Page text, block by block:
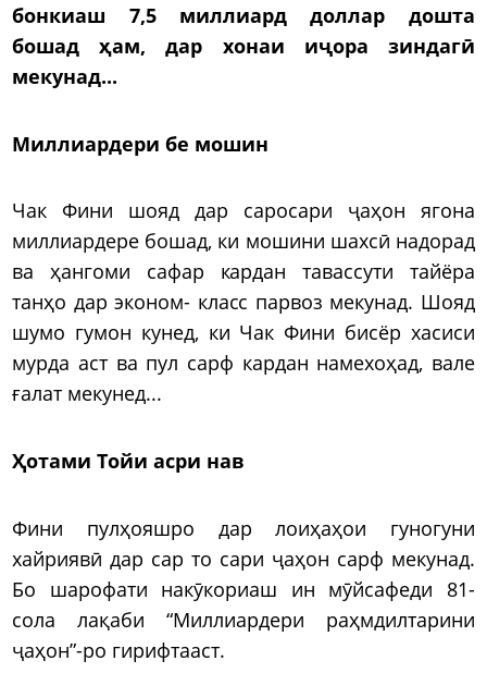
бонкиаш 7,5 миллиард доллар дошта
бошад ҳам, дар хонаи иҷора зиндагӣ
мекунад...
Миллиардери бе мошин
Чак Фини шояд дар саросари ҷаҳон ягона
миллиардере бошад, ки мошини шахсӣ надорад
ва ҳангоми сафар кардан тавассути тайёра
танҳо дар эконом- класс парвоз мекунад. Шояд
шумо гумон кунед, ки Чак Фини бисёр хасиси
мурда аст ва пул сарф кардан намехоҳад, вале
ғалат мекунед...
Ҳотами Тойи асри нав
Фини пулҳояшро дар лоиҳаҳои гуногуни
хайриявӣ дар сар то сари ҷаҳон сарф мекунад.
Бо шарофати накӯкориаш ин мӯйсафеди 81-
сола лақаби “Миллиардери раҳмдилтарини
ҷаҳон”-ро гирифтааст.